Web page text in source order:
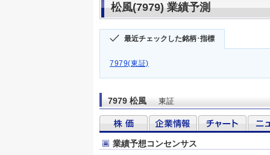
松風(7979) 業績予測
最近チェックした銘柄･指標
7979(東証)
7979 松風 東証